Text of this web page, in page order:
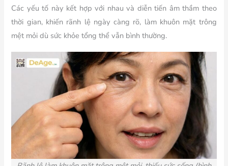
Các yếu tố này kết hợp với nhau và diễn tiến âm thầm theo
thời gian, khiến rãnh lệ ngày càng rõ, làm khuôn mặt trông
mệt mỏi dù sức khỏe tổng thể vẫn bình thường.